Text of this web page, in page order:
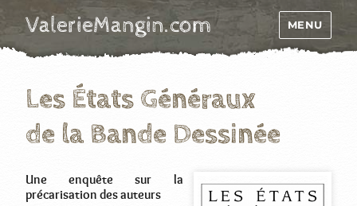
ValerieMangin.com MENU
Les États Généraux
de la Bande Dessinée
Une enquête sur la
précarisation des auteurs